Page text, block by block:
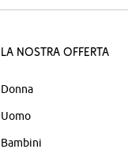
La nostra offerta
Donna
Uomo
Bambini